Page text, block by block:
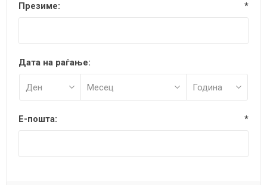
Презиме: *
Дата на раѓање:
Е-пошта: *